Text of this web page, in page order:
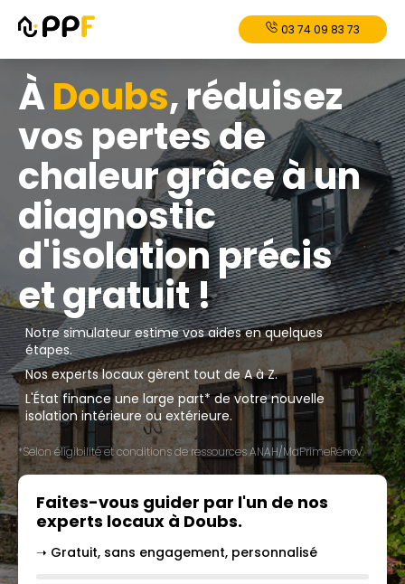
03 74 09 83 73
ÀDoubs, réduisez
vos pertes de
chaleur grâce à un
diagnostic
d'isolation précis
et gratuit !
Notre simulateur estime vos aides en quelques
étapes.
Nos experts locaux gèrent tout de A à Z.
L'État finance une large part* de votre nouvelle
isolation intérieure ou extérieure.
*Selon éligibilité et conditions de ressources ANAH/MaPrimeRénov'.
Faites-vous guider par l'un de nos
experts locaux à Doubs.
➝ Gratuit, sans engagement, personnalisé